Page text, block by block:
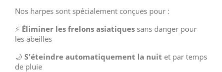
Nos harpes sont spécialement conçues pour :
⚡ Éliminer les frelons asiatiques sans danger pour
les abeilles
🌙 S’éteindre automatiquement la nuit et par temps
de pluie